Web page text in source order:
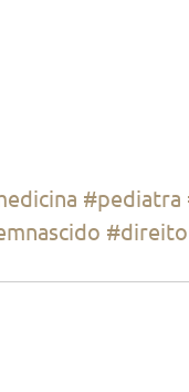
#pediatra
#direito